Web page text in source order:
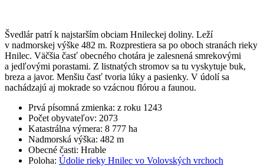
Švedlár patrí k najstarším obciam Hnileckej doliny. Leží
v nadmorskej výške 482 m. Rozprestiera sa po oboch stranách rieky
Hnilec. Väčšia časť obecného chotára je zalesnená smrekovými
a jedľovými porastami. Z listnatých stromov sa tu vyskytuje buk,
breza a javor. Menšiu časť tvoria lúky a pasienky. V údolí sa
nachádzajú aj mokrade so vzácnou flórou a faunou.
Prvá písomná zmienka: z roku 1243
Počet obyvateľov: 2073
Katastrálna výmera: 8 777 ha
Nadmorská výška: 482 m
Obecné časti: Hrable
Poloha: Údolie rieky Hnilec vo Volovských vrchoch